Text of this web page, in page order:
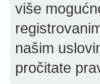
više
našim
pročitate